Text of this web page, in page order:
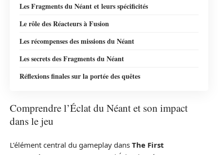
Les Fragments du Néant et leurs spécificités
Le rôle des Réacteurs à Fusion
Les récompenses des missions du Néant
Les secrets des Fragments du Néant
Réflexions finales sur la portée des quêtes
Comprendre l’Éclat du Néant et son impact
dans le jeu
L’élément central du gameplay dans The First